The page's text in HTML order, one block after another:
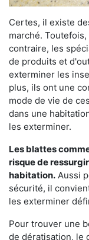
Certes, il existe
marché.
contraire, les
de produits et
exterminer les
plus, ils ont une
mode de vie de
dans une
les exterminer.
Les blattes
risque de
habitation. Aussi
sécurité, il
les exterminer
Pour trouver une
de dératisation, le